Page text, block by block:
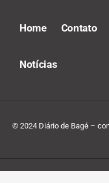
Home Contato
Notícias
© 2024 Diário de Bagé –